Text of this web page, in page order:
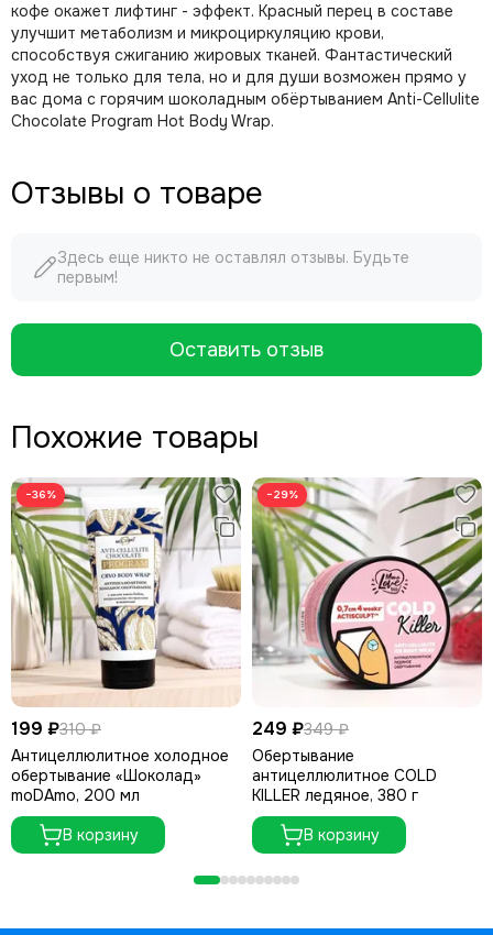
кофе окажет лифтинг - эффект. Красный перец в составе
улучшит метаболизм и микроциркуляцию крови,
способствуя сжиганию жировых тканей. Фантастический
уход не только для тела, но и для души возможен прямо у
вас дома с горячим шоколадным обёртыванием Anti-Cellulite
Chocolate Program Hot Body Wrap.
Отзывы о товаре
Здесь еще никто не оставлял отзывы. Будьте
первым!
Оставить отзыв
Похожие товары
−36%
199 ₽310 ₽
Антицеллюлитное холодное
обертывание «Шоколад»
moDAmo, 200 мл
В корзину
−29%
249 ₽349 ₽
Обертывание
антицеллюлитное COLD
KILLER ледяное, 380 г
В корзину